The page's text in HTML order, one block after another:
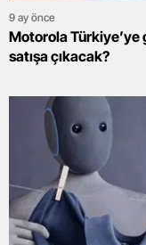
9 ay önce
Motorola Türkiye’ye
satışa çıkacak?